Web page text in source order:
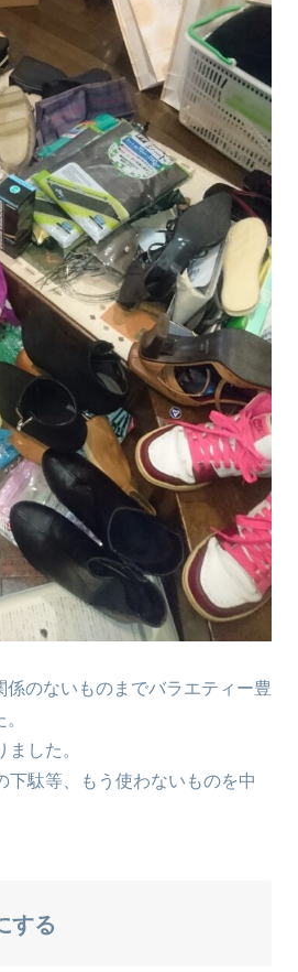
係のないものまでバラエティー豊
した。
下駄等、もう使わないものを中
する